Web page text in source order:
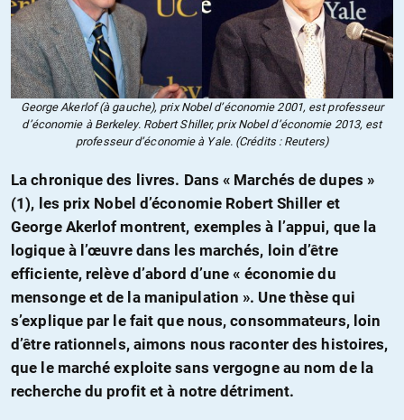
DON
George Akerlof (à gauche), prix Nobel d’économie 2001, est professeur
d’économie à Berkeley. Robert Shiller, prix Nobel d’économie 2013, est
professeur d’économie à Yale. (Crédits : Reuters)
La chronique des livres. Dans « Marchés de dupes »
(1), les prix Nobel d’économie Robert Shiller et
George Akerlof montrent, exemples à l’appui, que la
logique à l’œuvre dans les marchés, loin d’être
efficiente, relève d’abord d’une « économie du
mensonge et de la manipulation ». Une thèse qui
s’explique par le fait que nous, consommateurs, loin
d’être rationnels, aimons nous raconter des histoires,
que le marché exploite sans vergogne au nom de la
recherche du profit et à notre détriment.